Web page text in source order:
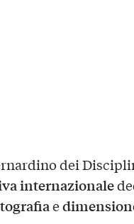
dei
internazionale
e